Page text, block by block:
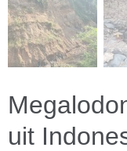
uit